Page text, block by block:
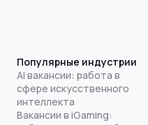
Популярные индустрии
AI вакансии: работа в
сфере искусственного
интеллекта
Вакансии в iGaming: